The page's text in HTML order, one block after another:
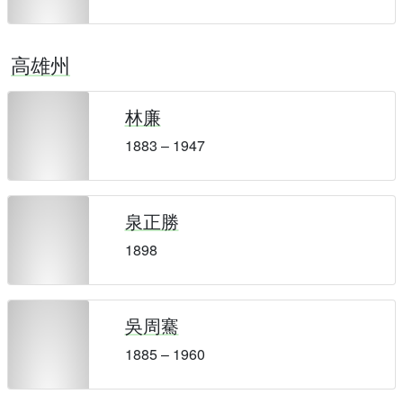
高雄州
林廉
1883 – 1947
泉正勝
1898
吳周騫
1885 – 1960